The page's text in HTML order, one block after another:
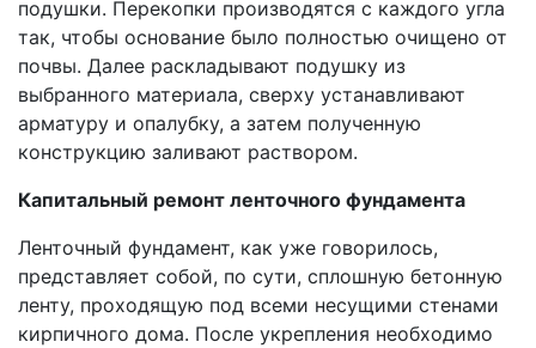
подушки. Перекопки производятся с каждого угла
так, чтобы основание было полностью очищено от
почвы. Далее раскладывают подушку из
выбранного материала, сверху устанавливают
арматуру и опалубку, а затем полученную
конструкцию заливают раствором.
Капитальный ремонт ленточного фундамента
Ленточный фундамент, как уже говорилось,
представляет собой, по сути, сплошную бетонную
ленту, проходящую под всеми несущими стенами
кирпичного дома. После укрепления необходимо